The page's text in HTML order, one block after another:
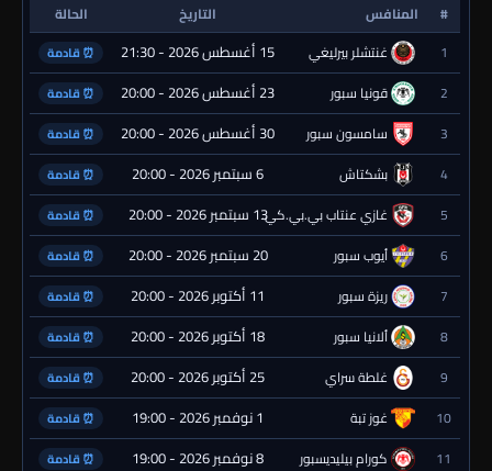
# المنافس التاريخ
الحالة
1
غنتشلر بيرليغي 15 أغسطس 2026 - 21:30 ⏰ قادمة
2 قونيا سبور 23 أغسطس 2026 - 20:00 ⏰ قادمة
3 سامسون سبور 30 أغسطس 2026 - 20:00 ⏰ قادمة
4 بشكتاش 6 سبتمبر 2026 - 20:00 ⏰ قادمة
5 غازي عنتاب بي.بي.كي.13 سبتمبر 2026 - 20:00 ⏰ قادمة
6 أيوب سبور 20 سبتمبر 2026 - 20:00 ⏰ قادمة
7 ريزة سبور 11 أكتوبر 2026 - 20:00 ⏰ قادمة
8 ألانيا سبور 18 أكتوبر 2026 - 20:00 ⏰ قادمة
9 غلطة سراي 25 أكتوبر 2026 - 20:00 ⏰ قادمة
10 غوز تبة 1 نوفمبر 2026 - 19:00 ⏰ قادمة
11 كورام بيليديسبور 8 نوفمبر 2026 - 19:00 ⏰ قادمة